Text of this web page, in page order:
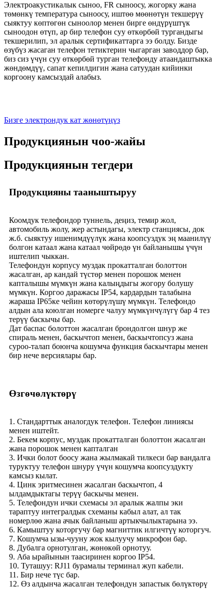
Электроакустикалык сыноо, FR сыноосу, жогорку жана
төмөнкү температура сыноосу, иштөө мөөнөтүн текшерүү
сыяктуу көптөгөн сыноолор менен бирге өндүрүштүк
сыноодон өтүп, ар бир телефон суу өткөрбөй тургандыгы
текшерилип, эл аралык сертификаттарга ээ болду. Бизде
өзүбүз жасаган телефон тетиктерин чыгарган заводдор бар,
биз сиз үчүн суу өткөрбөй турган телефонду атаандаштыкка
жөндөмдүү, сапат кепилдигин жана сатуудан кийинки
коргоону камсыздай алабыз.
Бизге электрондук кат жөнөтүңүз
Продукциянын чоо-жайы
Продукциянын тегдери
Продукцияны тааныштыруу
Коомдук телефондор туннель, деңиз, темир жол,
автомобиль жолу, жер астындагы, электр станциясы, док
ж.б. сыяктуу ишенимдүүлүк жана коопсуздук эң маанилүү
болгон катаал жана катаал чөйрөдө үн байланышы үчүн
иштелип чыккан.
Телефондун корпусу муздак прокатталган болоттон
жасалган, ар кандай түстөр менен порошок менен
капталышы мүмкүн жана калыңдыгы жогору болушу
мүмкүн. Коргоо даражасы IP54, кардардын талабына
жараша IP65ке чейин көтөрүлүшү мүмкүн. Телефондо
алдын ала коюлган номерге чалуу мүмкүнчүлүгү бар 4 тез
терүү баскычы бар.
Дат баспас болоттон жасалган брондолгон шнур же
спираль менен, баскычтоп менен, баскычтопсуз жана
суроо-талап боюнча кошумча функция баскычтары менен
бир нече версиялары бар.
Өзгөчөлүктөрү
1. Стандарттык аналогдук телефон. Телефон линиясы
менен иштейт.
2. Бекем корпус, муздак прокатталган болоттон жасалган
жана порошок менен капталган
3. Ички болот боосу жана жылмакай тилкеси бар вандалга
туруктуу телефон шнуру үчүн кошумча коопсуздукту
камсыз кылат.
4. Цинк эритмесинен жасалган баскычтоп, 4
ылдамдыктагы терүү баскычы менен.
5. Телефондун ички схемасы эл аралык жалпы эки
тараптуу интегралдык схеманы кабыл алат, ал так
номерлөө жана ачык байланыш артыкчылыктарына ээ.
6. Камыштуу которгучу бар магниттик илгичтүү которгуч.
7. Кошумча ызы-чууну жок кылуучу микрофон бар.
8. Дубалга орнотулган, жөнөкөй орнотуу.
9. Аба ырайынын таасиринен коргоо IP54.
10. Туташуу: RJ11 бурамалы терминал жуп кабели.
11. Бир нече түс бар.
12. Өз алдынча жасалган телефондун запастык бөлүктөрү